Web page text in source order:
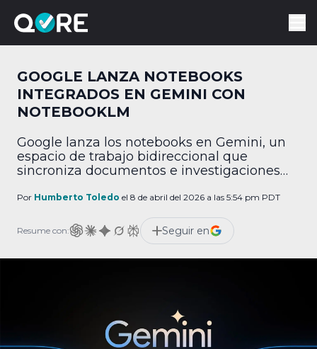
GOOGLE LANZA NOTEBOOKS
INTEGRADOS EN GEMINI CON
NOTEBOOKLM
Google lanza los notebooks en Gemini, un
espacio de trabajo bidireccional que
sincroniza documentos e investigaciones
Por Humberto Toledo el 8 de abril del 2026 a las 5:54 pm PDT
Resume con: Seguir en